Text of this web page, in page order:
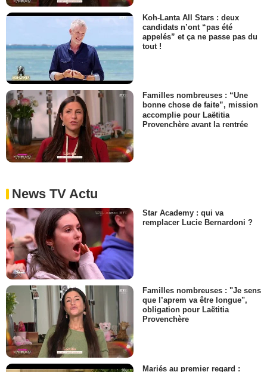
Koh-Lanta All Stars : deux
candidats n’ont “pas été
appelés” et ça ne passe pas du
tout !
Familles nombreuses : “Une
bonne chose de faite”, mission
accomplie pour Laëtitia
Provenchère avant la rentrée
News TV Actu
Star Academy : qui va
remplacer Lucie Bernardoni ?
Familles nombreuses : "Je sens
que l’aprem va être longue",
obligation pour Laëtitia
Provenchère
Mariés au premier regard :